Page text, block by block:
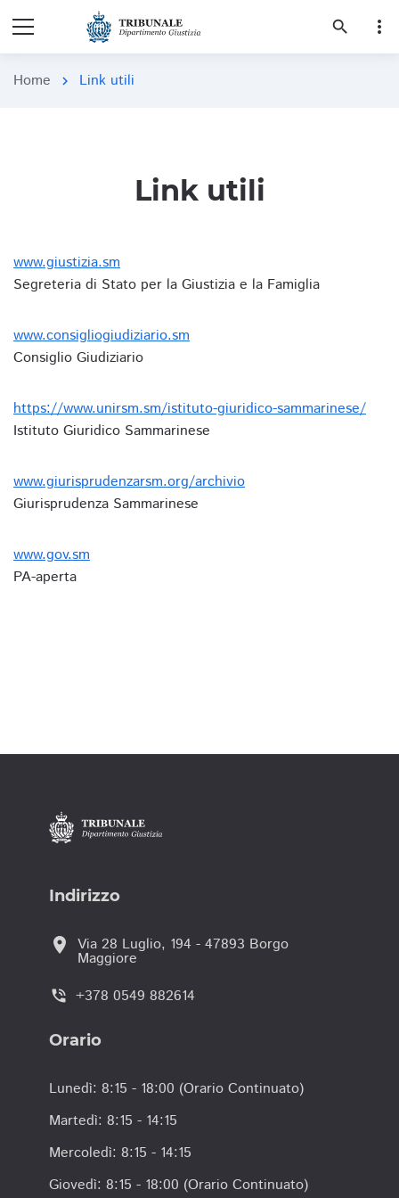
search more_vert
Home chevron_right Link utili
Link utili
www.giustizia.sm
Segreteria di Stato per la Giustizia e la Famiglia
www.consigliogiudiziario.sm
Consiglio Giudiziario
https://www.unirsm.sm/istituto-giuridico-sammarinese/
Istituto Giuridico Sammarinese
www.giurisprudenzarsm.org/archivio
Giurisprudenza Sammarinese
www.gov.sm
PA-aperta
Indirizzo
location_on Via 28 Luglio, 194 - 47893 Borgo
Maggiore
phone_in_talk +378 0549 882614
Orario
Lunedì: 8:15 - 18:00 (Orario Continuato)
Martedì: 8:15 - 14:15
Mercoledì: 8:15 - 14:15
Giovedì: 8:15 - 18:00 (Orario Continuato)